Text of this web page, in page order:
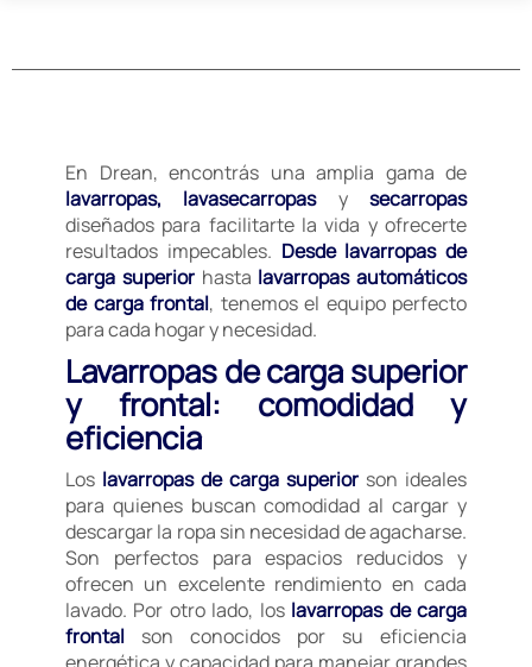
En Drean, encontrás una amplia gama de
lavarropas, lavasecarropasysecarropas
diseñados para facilitarte la vida y ofrecerte
resultados impecables. Desde lavarropas de
carga superiorhasta lavarropas automáticos
de carga frontal, tenemos el equipo perfecto
para cada hogar y necesidad.
Lavarropas de carga superior
y frontal: comodidad y
eficiencia
Los lavarropas de carga superior son ideales
para quienes buscan comodidad al cargar y
descargar la ropa sin necesidad de agacharse.
Son perfectos para espacios reducidos y
ofrecen un excelente rendimiento en cada
lavado. Por otro lado, los lavarropas de carga
frontal son conocidos por su eficiencia